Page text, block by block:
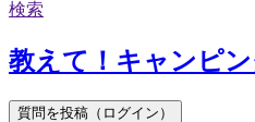
検索
教えて！キャンピ
質問を投稿（ログイン）